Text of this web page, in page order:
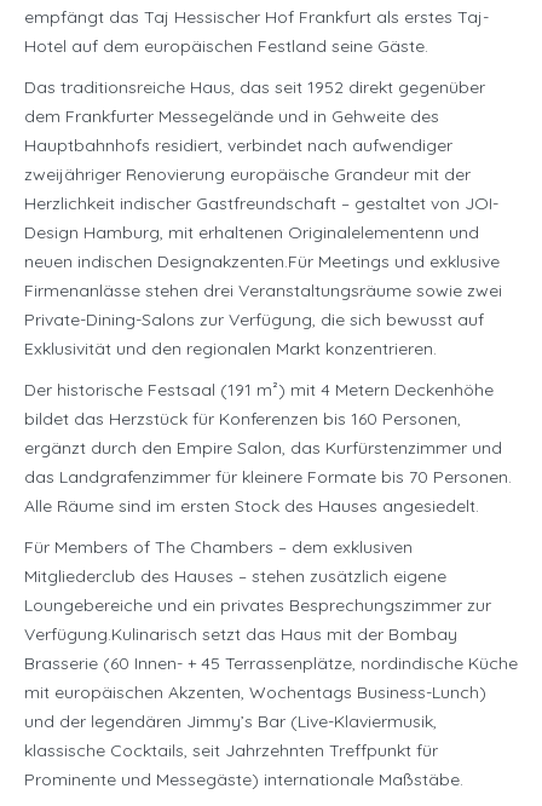
empfängt das Taj Hessischer Hof Frankfurt als erstes Taj-
Hotel auf dem europäischen Festland seine Gäste.
Das traditionsreiche Haus, das seit 1952 direkt gegenüber
dem Frankfurter Messegelände und in Gehweite des
Hauptbahnhofs residiert, verbindet nach aufwendiger
zweijähriger Renovierung europäische Grandeur mit der
Herzlichkeit indischer Gastfreundschaft – gestaltet von JOI-
Design Hamburg, mit erhaltenen Originalelementenn und
neuen indischen Designakzenten.Für Meetings und exklusive
Firmenanlässe stehen drei Veranstaltungsräume sowie zwei
Private-Dining-Salons zur Verfügung, die sich bewusst auf
Exklusivität und den regionalen Markt konzentrieren.
Der historische Festsaal (191 m²) mit 4 Metern Deckenhöhe
bildet das Herzstück für Konferenzen bis 160 Personen,
ergänzt durch den Empire Salon, das Kurfürstenzimmer und
das Landgrafenzimmer für kleinere Formate bis 70 Personen.
Alle Räume sind im ersten Stock des Hauses angesiedelt.
Für Members of The Chambers – dem exklusiven
Mitgliederclub des Hauses – stehen zusätzlich eigene
Loungebereiche und ein privates Besprechungszimmer zur
Verfügung.Kulinarisch setzt das Haus mit der Bombay
Brasserie (60 Innen- + 45 Terrassenplätze, nordindische Küche
mit europäischen Akzenten, Wochentags Business-Lunch)
und der legendären Jimmy’s Bar (Live-Klaviermusik,
klassische Cocktails, seit Jahrzehnten Treffpunkt für
Prominente und Messegäste) internationale Maßstäbe.